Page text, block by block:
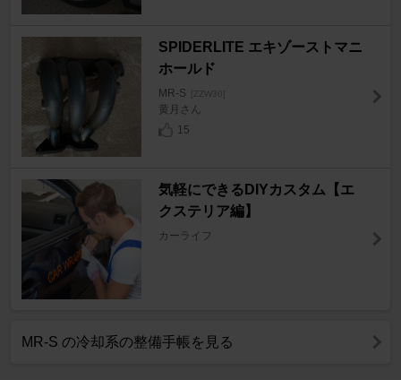
SPIDERLITE エキゾーストマニ
ホールド
MR-S [ZZW30]
黄月さん
15
気軽にできるDIYカスタム【エ
クステリア編】
カーライフ
MR-S の冷却系の整備手帳を見る